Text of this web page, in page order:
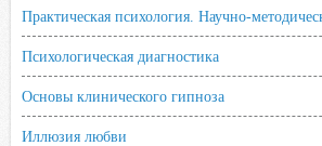
Практическая психология. Научно-
Психологическая диагностика
Основы клинического гипноза
Иллюзия любви